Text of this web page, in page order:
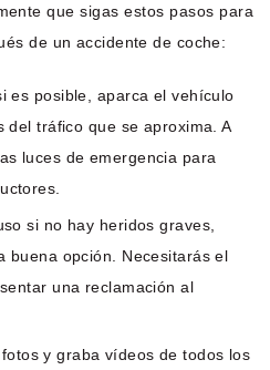
que sigas estos pasos para
de un accidente de coche:
es posible, aparca el vehículo
del tráfico que se aproxima. A
luces de emergencia para
si no hay heridos graves,
buena opción. Necesitarás el
una reclamación al
y graba vídeos de todos los